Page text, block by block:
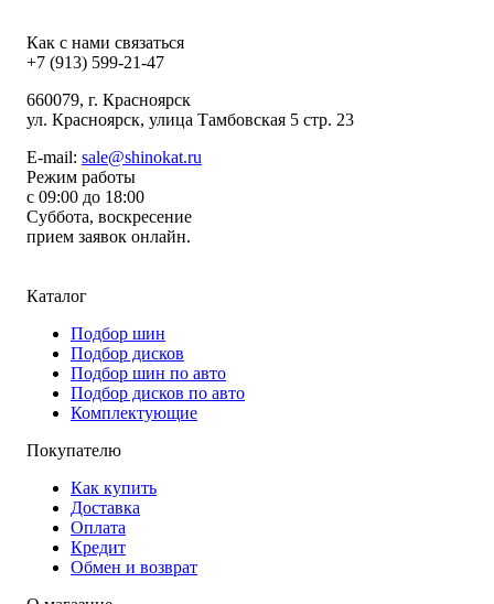
Как с нами связаться
+7 (913) 599-21-47
660079, г. Красноярск
ул. Красноярск, улица Тамбовская 5 стр. 23
E-mail: sale@shinokat.ru
Режим работы
с 09:00 до 18:00
Суббота, воскресение
прием заявок онлайн.
Каталог
Подбор шин
Подбор дисков
Подбор шин по авто
Подбор дисков по авто
Комплектующие
Покупателю
Как купить
Доставка
Оплата
Кредит
Обмен и возврат